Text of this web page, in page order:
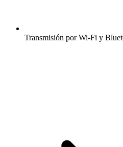
Transmisión por Wi-Fi y